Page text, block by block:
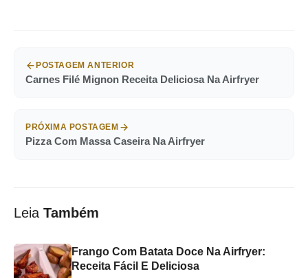
POSTAGEM ANTERIOR
Carnes Filé Mignon Receita Deliciosa Na Airfryer
PRÓXIMA POSTAGEM
Pizza Com Massa Caseira Na Airfryer
Leia Também
Frango Com Batata Doce Na Airfryer:
Receita Fácil E Deliciosa